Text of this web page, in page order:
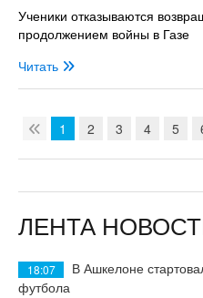
Ученики отказываются
продолжением войны в Газе
Читать
1 2 3 4 5
ЛЕНТА
18:07
В Ашкелоне
футбола